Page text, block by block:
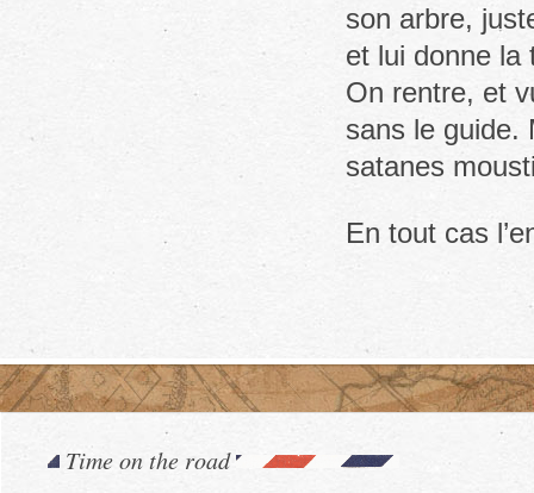
son arbre,
et lui donne
On rentre, et
sans le guide.
satanes
En tout cas
Time on the road